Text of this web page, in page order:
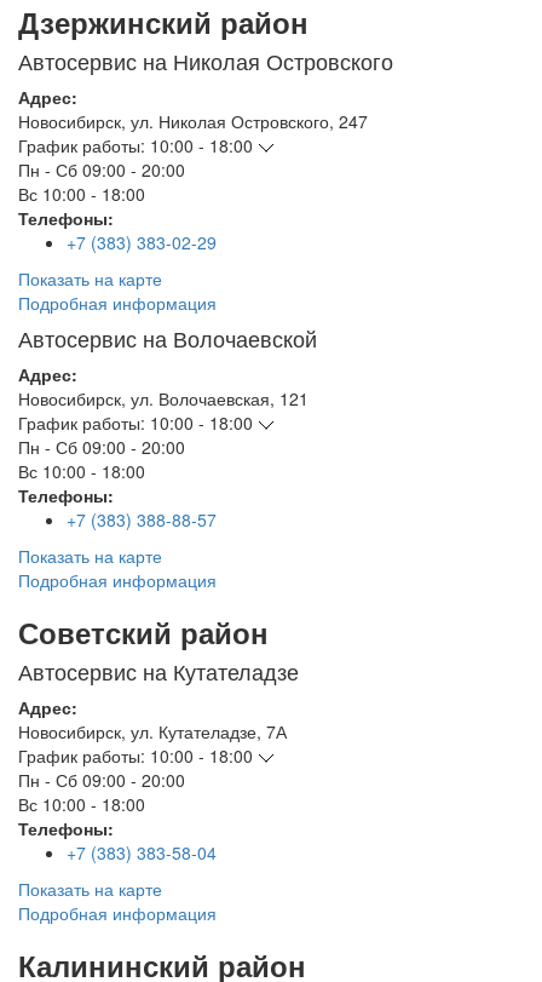
Дзержинский район
Автосервис на Николая Островского
Адрес:
Новосибирск, ул. Николая Островского, 247
График работы: 10:00 - 18:00
Пн - Сб 09:00 - 20:00
Вс 10:00 - 18:00
Телефоны:
+7 (383) 383-02-29
Показать на карте
Подробная информация
Автосервис на Волочаевской
Адрес:
Новосибирск, ул. Волочаевская, 121
График работы: 10:00 - 18:00
Пн - Сб 09:00 - 20:00
Вс 10:00 - 18:00
Телефоны:
+7 (383) 388-88-57
Показать на карте
Подробная информация
Советский район
Автосервис на Кутателадзе
Адрес:
Новосибирск, ул. Кутателадзе, 7А
График работы: 10:00 - 18:00
Пн - Сб 09:00 - 20:00
Вс 10:00 - 18:00
Телефоны:
+7 (383) 383-58-04
Показать на карте
Подробная информация
Калининский район